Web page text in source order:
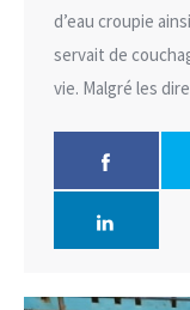
d’eau croupie
servait de
vie. Malgré les